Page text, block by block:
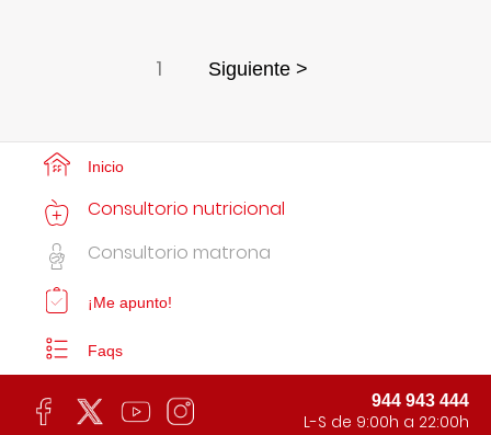
1 Siguiente >
Inicio
Consultorio nutricional
Consultorio matrona
¡Me apunto!
Faqs
944 943 444
L-S de 9:00h a 22:00h